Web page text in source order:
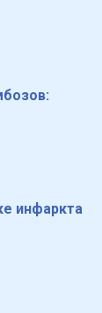
инфаркта